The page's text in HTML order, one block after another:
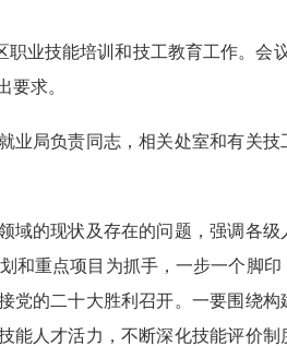
业技能培训和技工教育工作。会
要求。
局负责同志，相关处室和有关技
的现状及存在的问题，强调各级
和重点项目为抓手，一步一个脚
党的二十大胜利召开。一要围绕构
能人才活力，不断深化技能评价